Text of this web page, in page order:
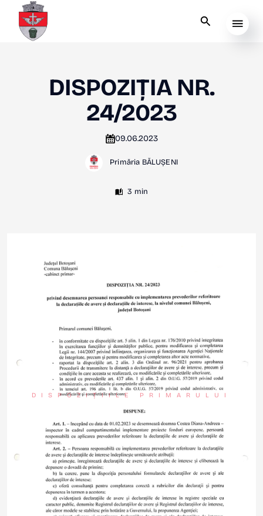
DISPOZIȚIA NR.
24/2023
09.06.2023
Primăria BĂLUȘENI
3 min
DISPOZIȚIILE PRIMARULUI